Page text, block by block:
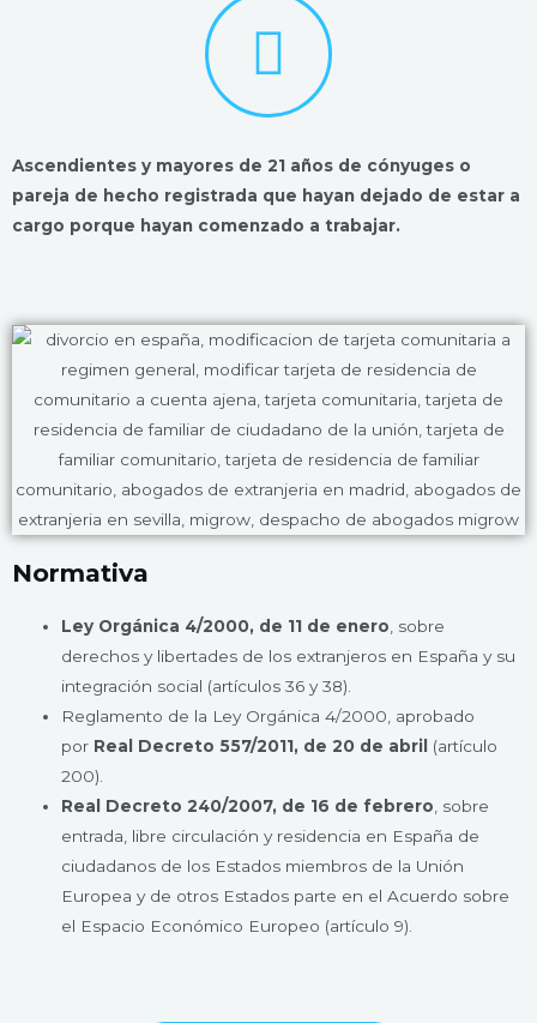
Ascendientes y mayores de 21 años de cónyuges o
pareja de hecho registrada que hayan dejado de estar a
cargo porque hayan comenzado a trabajar.
Normativa
Ley Orgánica 4/2000, de 11 de enero , sobre
derechos y libertades de los extranjeros en España y su
integración social (artículos 36 y 38).
Reglamento de la Ley Orgánica 4/2000, aprobado
por Real Decreto 557/2011, de 20 de abril (artículo
200).
Real Decreto 240/2007, de 16 de febrero , sobre
entrada, libre circulación y residencia en España de
ciudadanos de los Estados miembros de la Unión
Europea y de otros Estados parte en el Acuerdo sobre
el Espacio Económico Europeo (artículo 9).